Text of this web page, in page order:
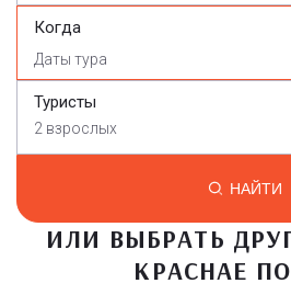
Когда
Туристы
2 взрослых
НАЙТИ
ИЛИ ВЫБРАТЬ
КРАСНАЕ